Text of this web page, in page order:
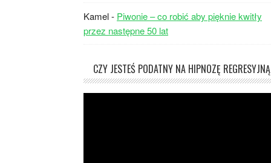
Kamel- Piwonie – co robić aby pięknie kwitły
przez następne 50 lat
CZY JESTEŚ PODATNY NA HIPNOZĘ